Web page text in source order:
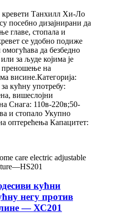
кревети Танхилл Хи-Ло
посебно дизајнирани да
главе, стопала и
се удобно подиже
да безбедно
за људе којима је
преношење на
висине.Категорија:
кућну употребу:
вишеслојни
Снага: 110в-220в;50-
и стопало Укупно
оптерећења Капацитет:
кућни
негу против
— ХС201